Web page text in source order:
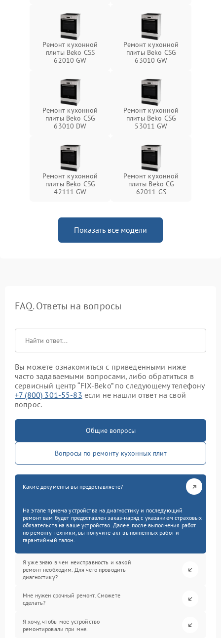
Ремонт кухонной
плиты Beko CSS
62010 GW
Ремонт кухонной
плиты Beko CSG
63010 GW
Ремонт кухонной
плиты Beko CSG
63010 DW
Ремонт кухонной
плиты Beko CSG
53011 GW
Ремонт кухонной
плиты Beko CSG
42111 GW
Ремонт кухонной
плиты Beko CG
62011 GS
Показать все модели
FAQ. Ответы на вопросы
Вы можете ознакомиться с приведенными ниже
часто задаваемыми вопросами, либо обратиться в
сервисный центр “FIX-Beko” по следующему телефону
+7 (800) 301-55-83 если не нашли ответ на свой
вопрос.
Общие вопросы
Вопросы по ремонту кухонных плит
Какие документы вы предоставляете?
На этапе приема устройства на диагностику и последующий
ремонт вам будет предоставлен заказ-наряд с указанием страховых
обязательств на ваше устройство. Далее, после выполнения работ
по ремонту техники, вы получите акт выполненных работ и
гарантийный талон.
Я уже знаю в чем неисправность и какой
ремонт необходим. Для чего проводить
диагностику?
Мне нужен срочный ремонт. Сможете
сделать?
Я хочу, чтобы мое устройство
ремонтировали при мне.